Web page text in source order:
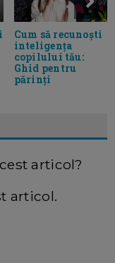
Cum să recunoști
inteligența
copilului tău:
Ghid pentru
părinți
articol?
articol.